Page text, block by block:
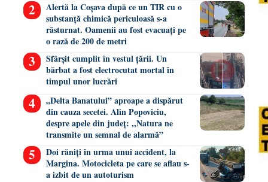
Alertă la Coșava după ce un TIR cu o
substanță chimică periculoasă s-a
răsturnat. Oamenii au fost evacuați pe
o rază de 200 de metri
Sfârșit cumplit în vestul țării. Un
bărbat a fost electrocutat mortal în
timpul unor lucrări
„Delta Banatului” aproape a dispărut
din cauza secetei. Alin Popoviciu,
despre apele din județ: ,,Natura ne
transmite un semnal de alarmă”
Doi răniți în urma unui accident, la
Margina. Motocicleta pe care se aflau s-
a izbit de un autoturism